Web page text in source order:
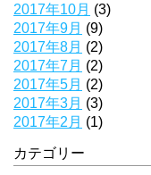
2017年10月 (3)
2017年9月 (9)
2017年8月 (2)
2017年7月 (2)
2017年5月 (2)
2017年3月 (3)
2017年2月 (1)
カテゴリー